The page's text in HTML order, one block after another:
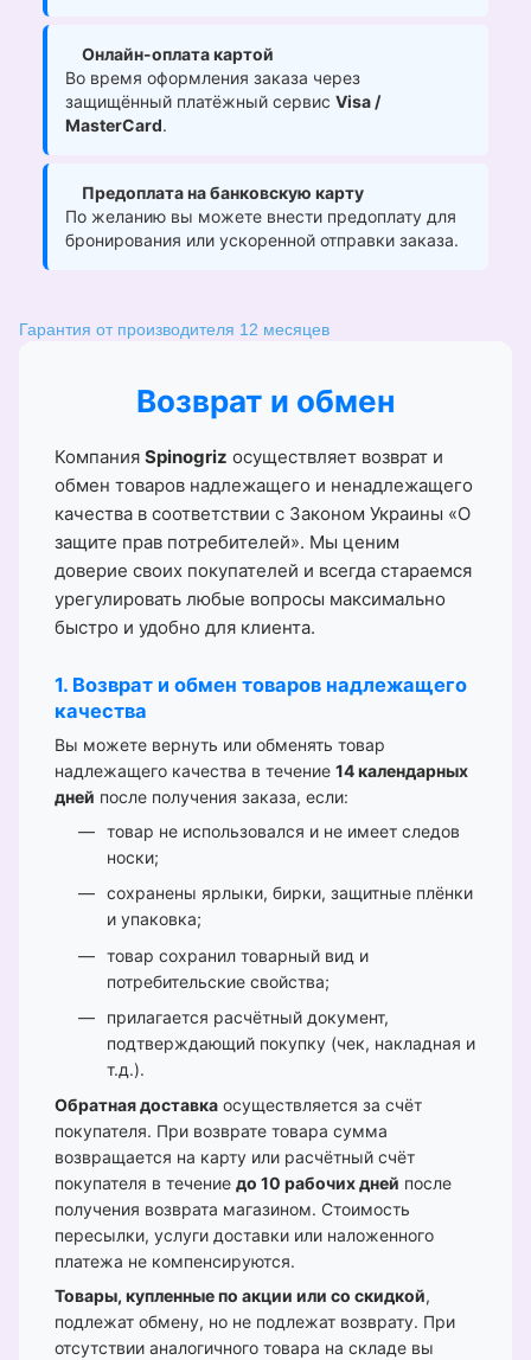
Онлайн-оплата картой
Во время оформления заказа через
защищённый платёжный сервис Visa /
MasterCard.
Предоплата на банковскую карту
По желанию вы можете внести предоплату для
бронирования или ускоренной отправки заказа.
Гарантия от производителя 12 месяцев
Возврат и обмен
Компания Spinogriz осуществляет возврат и
обмен товаров надлежащего и ненадлежащего
качества в соответствии с Законом Украины «О
защите прав потребителей». Мы ценим
доверие своих покупателей и всегда стараемся
урегулировать любые вопросы максимально
быстро и удобно для клиента.
1. Возврат и обмен товаров надлежащего
качества
Вы можете вернуть или обменять товар
надлежащего качества в течение 14 календарных
дней после получения заказа, если:
товар не использовался и не имеет следов
носки;
сохранены ярлыки, бирки, защитные плёнки
и упаковка;
товар сохранил товарный вид и
потребительские свойства;
прилагается расчётный документ,
подтверждающий покупку (чек, накладная и
т.д.).
Обратная доставка осуществляется за счёт
покупателя. При возврате товара сумма
возвращается на карту или расчётный счёт
покупателя в течение до 10 рабочих дней после
получения возврата магазином. Стоимость
пересылки, услуги доставки или наложенного
платежа не компенсируются.
Товары, купленные по акции или со скидкой,
подлежат обмену, но не подлежат возврату. При
отсутствии аналогичного товара на складе вы